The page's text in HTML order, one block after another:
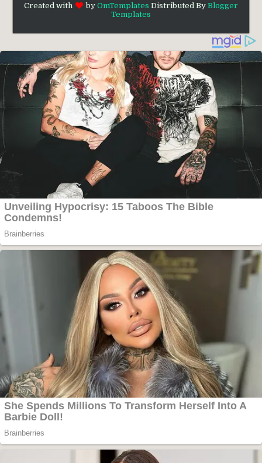
Created with by OmTemplates Distributed By Blogger
Templates